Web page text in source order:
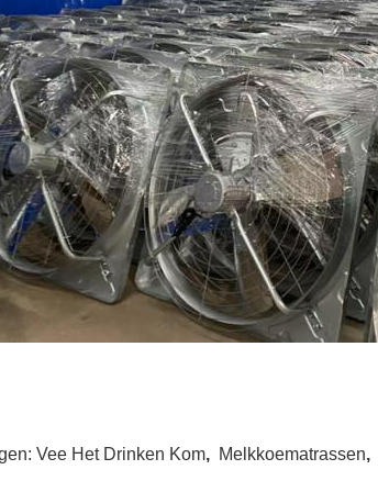
Vee Het Drinken Kom, Melkkoematrassen,